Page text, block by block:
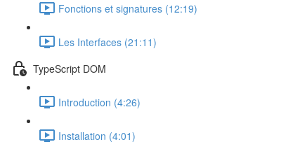
Fonctions et signatures (12:19)
Les Interfaces (21:11)
TypeScript DOM
Introduction (4:26)
Installation (4:01)